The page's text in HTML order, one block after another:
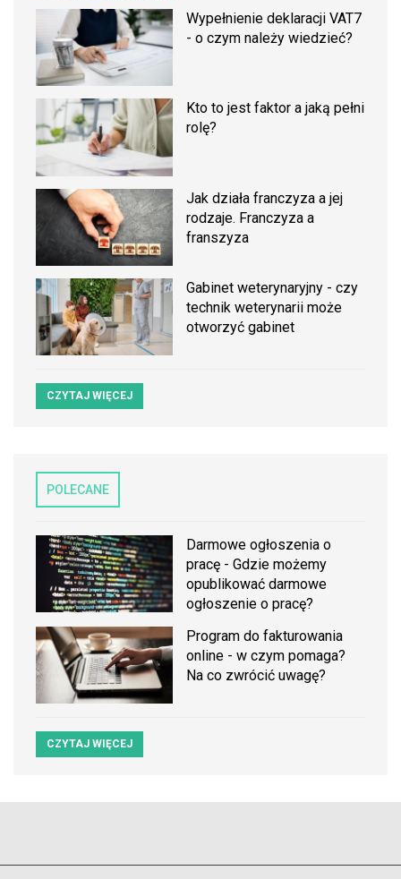
Wypełnienie deklaracji VAT7
- o czym należy wiedzieć?
Kto to jest faktor a jaką pełni
rolę?
Jak działa franczyza a jej
rodzaje. Franczyza a
franszyza
Gabinet weterynaryjny - czy
technik weterynarii może
otworzyć gabinet
CZYTAJ WIĘCEJ
POLECANE
Darmowe ogłoszenia o
pracę - Gdzie możemy
opublikować darmowe
ogłoszenie o pracę?
Program do fakturowania
online - w czym pomaga?
Na co zwrócić uwagę?
CZYTAJ WIĘCEJ